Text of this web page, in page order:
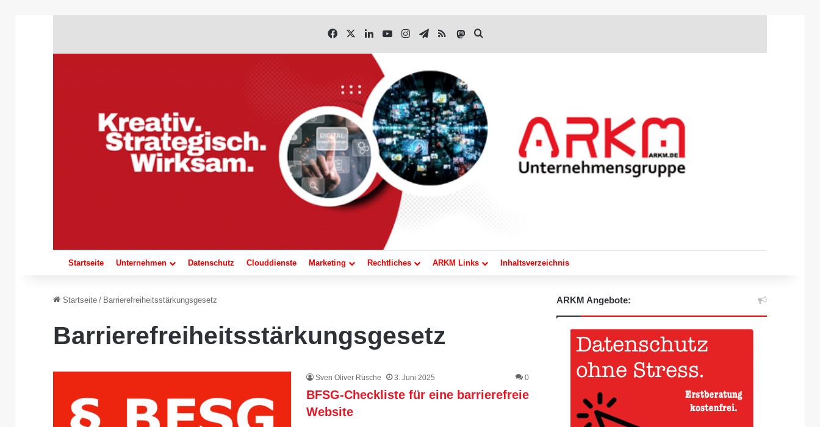
FacebookLinkedInYouTubeInstagramTelegram
RSSMastodon
Startseite Unternehmen Datenschutz Clouddienste Marketing Rechtliches ARKM Links Inhaltsverzeichnis
Startseite / Barrierefreiheitsstärkungsgesetz
Barrierefreiheitsstärkungsgesetz
Sven Oliver Rüsche 3. Juni 2025 0
BFSG-Checkliste für eine barrierefreie
Website
ARKM Angebote: